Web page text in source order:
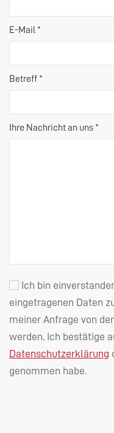
E-Mail *
Betreff *
Ihre Nachricht an uns *
Ich bin
eingetragenen Daten
meiner Anfrage von
werden. Ich bestätige
Datenschutzerklärung
genommen habe.